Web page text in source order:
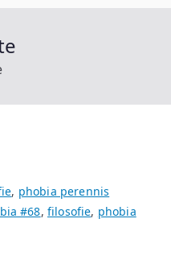
, phobia perennis
#68, filosofie, phobia